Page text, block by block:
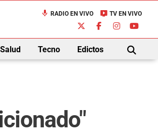
mic RADIO EN VIVO live_tv TV EN VIVO
Salud Tecno Edictos
BUSCAR